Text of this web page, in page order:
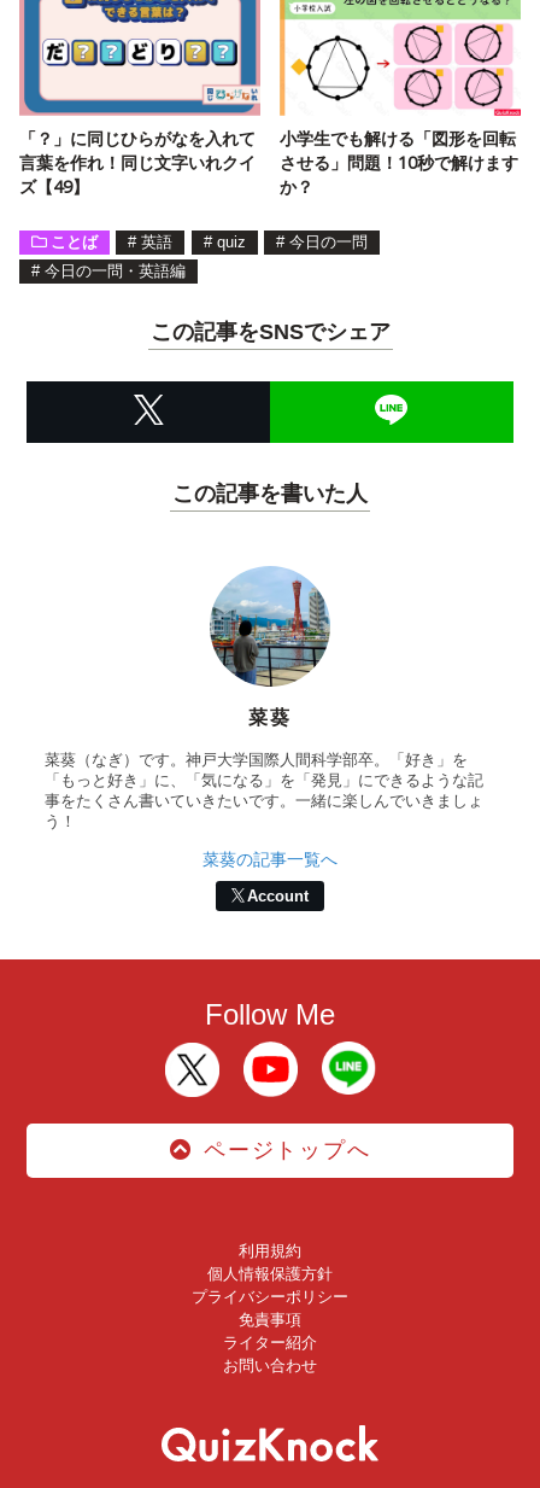
「？」に同じひらがなを入れて
言葉を作れ！同じ文字いれクイ
ズ【49】
小学生でも解ける「図形を回転
させる」問題！10秒で解けます
か？
ことば # 英語 # quiz # 今日の一問
# 今日の一問・英語編
この記事をSNSでシェア
この記事を書いた人
菜葵
菜葵（なぎ）です。神戸大学国際人間科学部卒。「好き」を
「もっと好き」に、「気になる」を「発見」にできるような記
事をたくさん書いていきたいです。一緒に楽しんでいきましょ
う！
菜葵の記事一覧へ
Account
Follow Me
ページトップへ
利用規約
個人情報保護方針
プライバシーポリシー
免責事項
ライター紹介
お問い合わせ